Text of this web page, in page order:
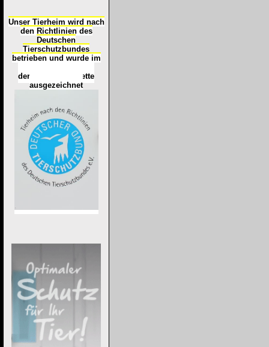
Unser Tierheim wird nach
den Richtlinien des
Deutschen
Tierschutzbundes
betrieben und wurde im
der
Tierheimplakette
ausgezeichnet